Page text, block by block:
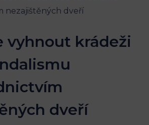
‌vyhnout⁢ krádeži
​dveří